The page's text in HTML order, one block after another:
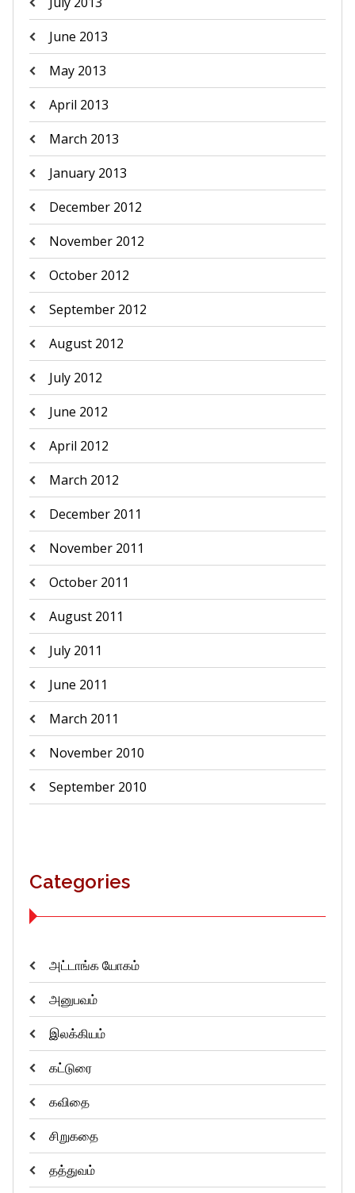
June 2013
May 2013
April 2013
March 2013
January 2013
December 2012
November 2012
October 2012
September 2012
August 2012
July 2012
June 2012
April 2012
March 2012
December 2011
November 2011
October 2011
August 2011
July 2011
June 2011
March 2011
November 2010
September 2010
Categories
அட்டாங்க யோகம்
அனுபவம்
இலக்கியம்
கட்டுரை
கவிதை
சிறுகதை
தத்துவம்